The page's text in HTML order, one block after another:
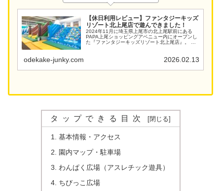
【休日利用レビュー】ファンタジーキッズ
リゾート北上尾店で遊んできました！
2024年11月に埼玉県上尾市の北上尾駅前にある
PAPA上尾ショッピングアベニュー内にオープンし
た『ファンタジーキッズリゾート北上尾店』。 全
odekake-junky.com 2026.02.13
タップできる目次
基本情報・アクセス
園内マップ・駐車場
わんぱく広場（アスレチック遊具）
ちびっこ広場